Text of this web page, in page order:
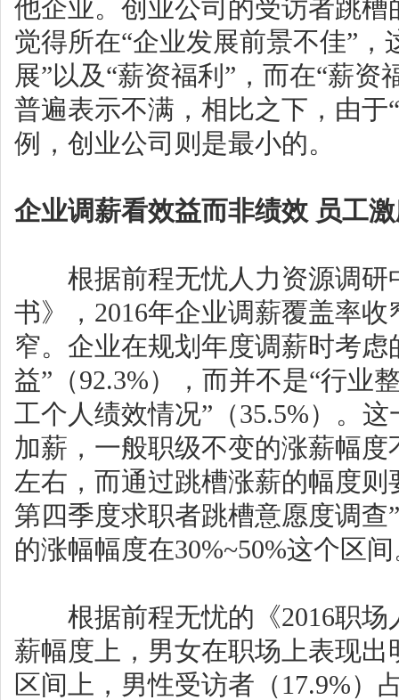
他企业。创业公司的受访者跳
觉得所在“企业发展前景不佳”
展”以及“薪资福利”，而在“薪
普遍表示不满，相比之下，由于
例，创业公司则是最小的。
企业调薪看效益而非绩效 员工
根据前程无忧人力资源调研
书》，2016年企业调薪覆盖率
窄。企业在规划年度调薪时考
益”（92.3%），而并不是“行业
工个人绩效情况”（35.5%）。
加薪，一般职级不变的涨薪幅度
左右，而通过跳槽涨薪的幅度则
第四季度求职者跳槽意愿度调
的涨幅幅度在30%~50%这个区
根据前程无忧的《2016职场
薪幅度上，男女在职场上表现
区间上，男性受访者（17.9%）